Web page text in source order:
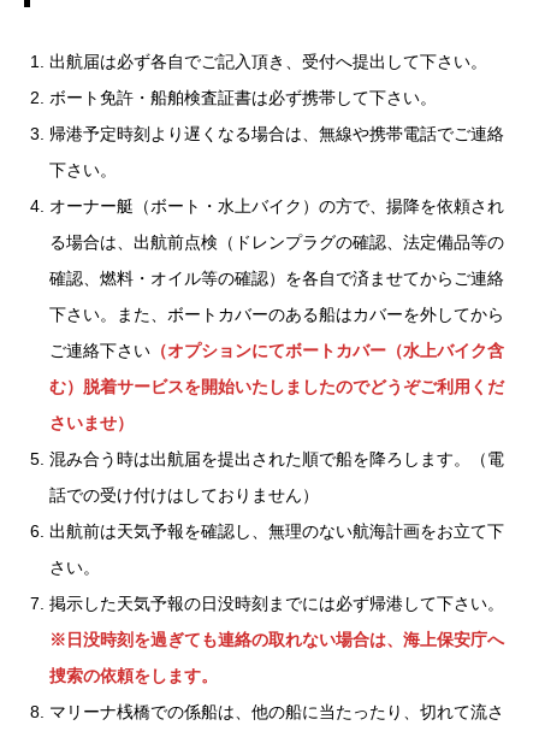
出航届は必ず各自でご記入頂き、受付へ提出して下さい。
ボート免許・船舶検査証書は必ず携帯して下さい。
帰港予定時刻より遅くなる場合は、無線や携帯電話でご連絡
下さい。
オーナー艇（ボート・水上バイク）の方で、揚降を依頼され
る場合は、出航前点検（ドレンプラグの確認、法定備品等の
確認、燃料・オイル等の確認）を各自で済ませてからご連絡
下さい。また、ボートカバーのある船はカバーを外してから
ご連絡下さい （オプションにてボートカバー（水上バイク含
む）脱着サービスを開始いたしましたのでどうぞご利用くだ
さいませ）
混み合う時は出航届を提出された順で船を降ろします。（電
話での受け付けはしておりません）
出航前は天気予報を確認し、無理のない航海計画をお立て下
さい。
掲示した天気予報の日没時刻までには必ず帰港して下さい。
※日没時刻を過ぎても連絡の取れない場合は、海上保安庁へ
捜索の依頼をします。
マリーナ桟橋での係船は、他の船に当たったり、切れて流さ